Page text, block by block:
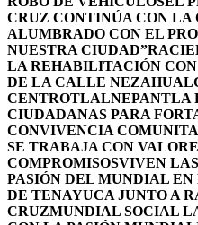
CRUZ CONTINÚA CON LA
ALUMBRADO CON EL
NUESTRA CIUDAD”
LA REHABILITACIÓN
DE LA CALLE
CENTROTLALNEPANTLA
CIUDADANAS PARA
CONVIVENCIA
SE TRABAJA CON
COMPROMISOSVIVEN
PASIÓN DEL MUNDIAL
DE TENAYUCA JUNTO A
CRUZMUNDIAL SOCIAL